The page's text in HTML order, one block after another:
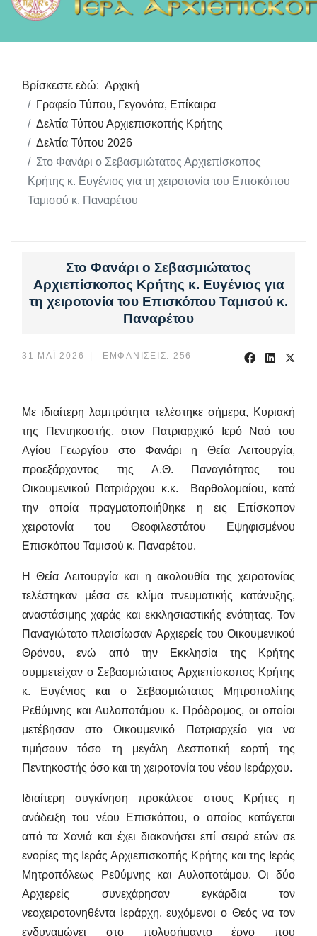
Βρίσκεστε εδώ: Αρχική
Γραφείο Τύπου, Γεγονότα, Επίκαιρα
Δελτία Τύπου Αρχιεπισκοπής Κρήτης
Δελτία Τύπου 2026
Στο Φανάρι ο Σεβασμιώτατος Αρχιεπίσκοπος
Κρήτης κ. Ευγένιος για τη χειροτονία του Επισκόπου
Ταμισού κ. Παναρέτου
Στο Φανάρι ο Σεβασμιώτατος
Αρχιεπίσκοπος Κρήτης κ. Ευγένιος για
τη χειροτονία του Επισκόπου Ταμισού κ.
Παναρέτου
31 ΜΆΙ 2026 ΕΜΦΑΝΊΣΕΙΣ: 256
Με ιδιαίτερη λαμπρότητα τελέστηκε σήμερα, Κυριακή
της Πεντηκοστής, στον Πατριαρχικό Ιερό Ναό του
Αγίου Γεωργίου στο Φανάρι η Θεία Λειτουργία,
προεξάρχοντος της Α.Θ. Παναγιότητος του
Οικουμενικού Πατριάρχου κ.κ. Βαρθολομαίου, κατά
την οποία πραγματοποιήθηκε η εις Επίσκοπον
χειροτονία του Θεοφιλεστάτου Εψηφισμένου
Επισκόπου Ταμισού κ. Παναρέτου.
Η Θεία Λειτουργία και η ακολουθία της χειροτονίας
τελέστηκαν μέσα σε κλίμα πνευματικής κατάνυξης,
αναστάσιμης χαράς και εκκλησιαστικής ενότητας. Τον
Παναγιώτατο πλαισίωσαν Αρχιερείς του Οικουμενικού
Θρόνου, ενώ από την Εκκλησία της Κρήτης
συμμετείχαν ο Σεβασμιώτατος Αρχιεπίσκοπος Κρήτης
κ. Ευγένιος και ο Σεβασμιώτατος Μητροπολίτης
Ρεθύμνης και Αυλοποτάμου κ. Πρόδρομος, οι οποίοι
μετέβησαν στο Οικουμενικό Πατριαρχείο για να
τιμήσουν τόσο τη μεγάλη Δεσποτική εορτή της
Πεντηκοστής όσο και τη χειροτονία του νέου Ιεράρχου.
Ιδιαίτερη συγκίνηση προκάλεσε στους Κρήτες η
ανάδειξη του νέου Επισκόπου, ο οποίος κατάγεται
από τα Χανιά και έχει διακονήσει επί σειρά ετών σε
ενορίες της Ιεράς Αρχιεπισκοπής Κρήτης και της Ιεράς
Μητροπόλεως Ρεθύμνης και Αυλοποτάμου. Οι δύο
Αρχιερείς συνεχάρησαν εγκάρδια τον
νεοχειροτονηθέντα Ιεράρχη, ευχόμενοι ο Θεός να τον
ενδυναμώνει στο πολυσήμαντο έργο που